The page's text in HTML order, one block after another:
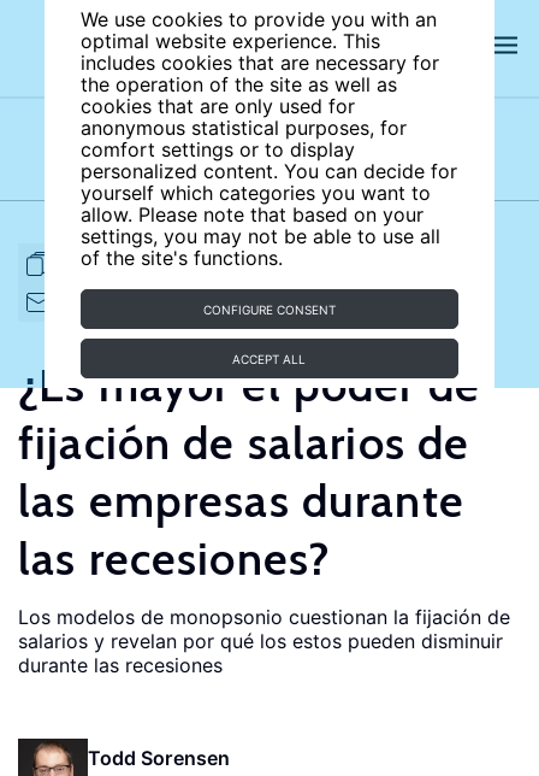
We use cookies to provide you with an
optimal website experience. This
includes cookies that are necessary for
the operation of the site as well as
cookies that are only used for
anonymous statistical purposes, for
comfort settings or to display
personalized content. You can decide for
yourself which categories you want to
allow. Please note that based on your
settings, you may not be able to use all
of the site's functions.
CONFIGURE CONSENT
ACCEPT ALL
Subject areas Authors
FULL ARTICLE PRINT
DOWNLOAD
¿Es mayor el poder de
fijación de salarios de
las empresas durante
las recesiones?
Los modelos de monopsonio cuestionan la fijación de
salarios y revelan por qué los estos pueden disminuir
durante las recesiones
Todd Sorensen